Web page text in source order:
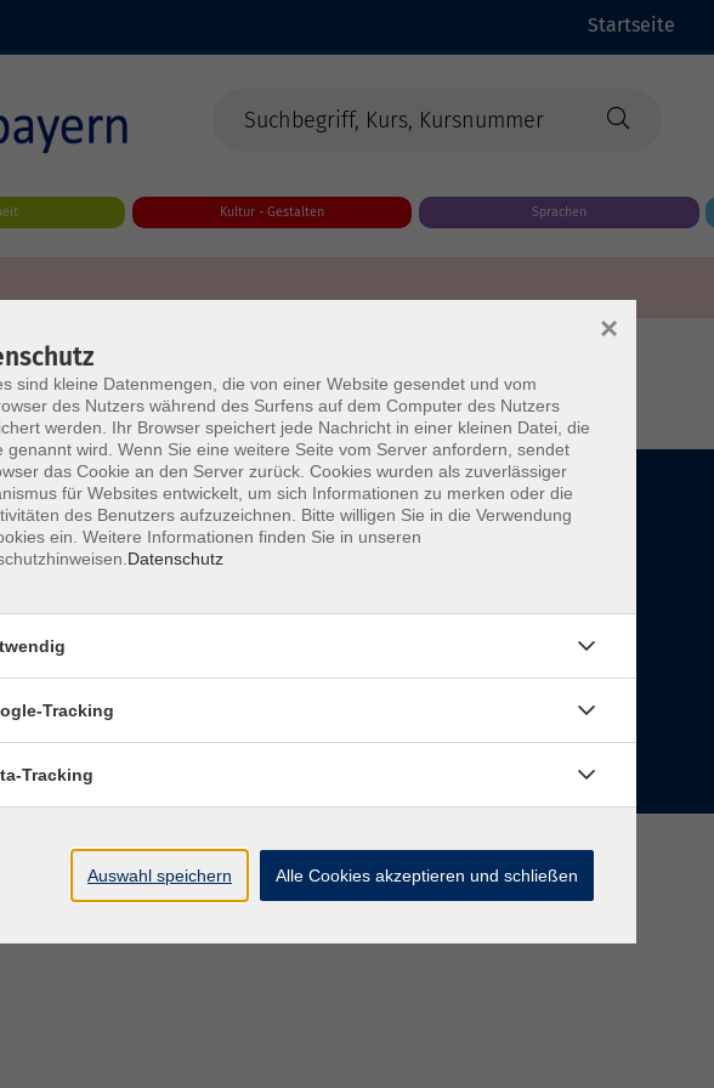
Startseite
Kultur - Gestalten Sprachen
Startseite
sind kleine Datenmengen, die von einer Website gesendet und vom
des Nutzers während des Surfens auf dem Computer des Nutzers
werden. Ihr Browser speichert jede Nachricht in einer kleinen Datei, die
genannt wird. Wenn Sie eine weitere Seite vom Server anfordern, sendet
das Cookie an den Server zurück. Cookies wurden als zuverlässiger
für Websites entwickelt, um sich Informationen zu merken oder die
des Benutzers aufzuzeichnen. Bitte willigen Sie in die Verwendung
ein. Weitere Informationen finden Sie in unseren
Datenschutz
×
Tracking
Tracking
Auswahl speichern Alle Cookies akzeptieren und schließen